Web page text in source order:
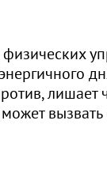
лишает
вызвать